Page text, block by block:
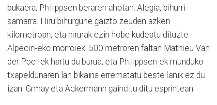
bukaera, Philippsen beraren ahotan. Alegia, bihurri
samarra. Hiru bihurgune gaizto zeuden azken
kilometroan, eta hirurak ezin hobe kudeatu dituzte
Alpecin-eko morroiek. 500 metroren faltan Mathieu Van
der Poel-ek hartu du burua, eta Philippsen-ek munduko
txapeldunaren lan bikaina errematatu beste lanik ez du
izan. Grmay eta Ackermann gainditu ditu esprintean.